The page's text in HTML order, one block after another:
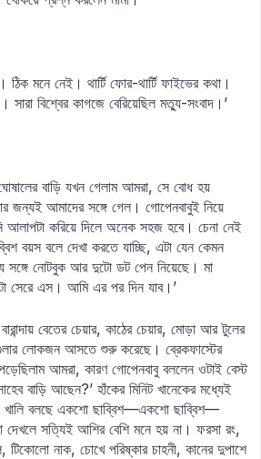
ঠিক মনে নেই। থার্টি ফোর-থার্টি ফাইভের কথা।
সারা বিশ্বের কাগজে বেরিয়েছিল মত্যু-সংবাদ।’
বাড়ি যখন গেলাম আমরা, সে বোধ হয়
জন্যই আমাদের সঙ্গে গেল। গোপেনবাবুই নিয়ে
আলাপটা করিয়ে দিলে অনেক সহজ হবে। চেনা নেই
বয়স বলে দেখা করতে যাচ্ছি, এটা যেন কেমন
সঙ্গে নোটবুক আর দুটো ডট পেন নিয়েছে। মা
সেরে এস। আমি এর পর দিন যাব।’
বেতের চেয়ার, কাঠের চেয়ার, মোড়া আর টুলের
লোকজন আসতে শুরু করেছে। ব্রেকফাস্টের
আমরা, কারণ গোপেনবাবু বললেন ওটাই বেস্ট
বাড়ি আছেন?’ হাঁকের মিনিট খানেকের মধ্যেই
বলছে একশো ছাব্বিশ—একশো ছাব্বিশ—
সত্যিই আশির বেশি মনে হয় না। ফরসা রং,
নাক, চোখে পরিষ্কার চাহনী, কানের দুপাশে